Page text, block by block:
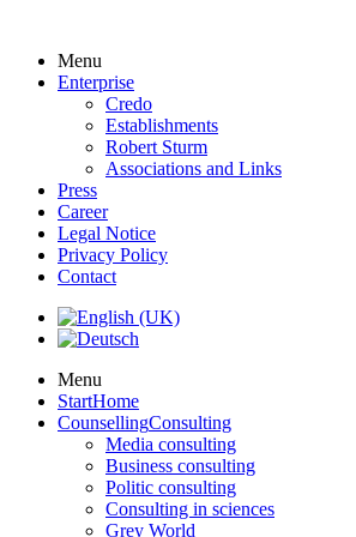
Menu
Enterprise
Credo
Establishments
Robert Sturm
Associations and Links
Press
Career
Legal Notice
Privacy Policy
Contact
Menu
StartHome
CounsellingConsulting
Media consulting
Business consulting
Politic consulting
Consulting in sciences
Grey World